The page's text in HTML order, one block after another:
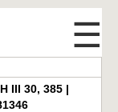
☰
III 30, 385 |